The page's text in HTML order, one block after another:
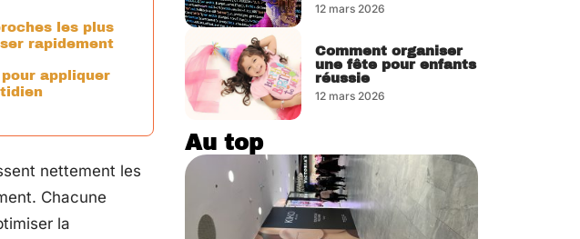
les plus
rapidement
appliquer
nettement les
Chacune
la
12 mars 2026
Comment organiser
une fête pour enfants
réussie
12 mars 2026
Au top